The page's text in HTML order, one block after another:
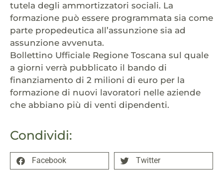
Condividi:
Facebook Twitter
tutela degli ammortizzatori sociali. La
formazione può essere programmata sia come
parte propedeutica all’assunzione sia ad
assunzione avvenuta.
Bollettino Ufficiale Regione Toscana sul quale
a giorni verrà pubblicato il bando di
finanziamento di 2 milioni di euro per la
formazione di nuovi lavoratori nelle aziende
che abbiano più di venti dipendenti.